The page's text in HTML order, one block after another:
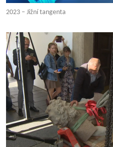
2023 – Jižní tangenta